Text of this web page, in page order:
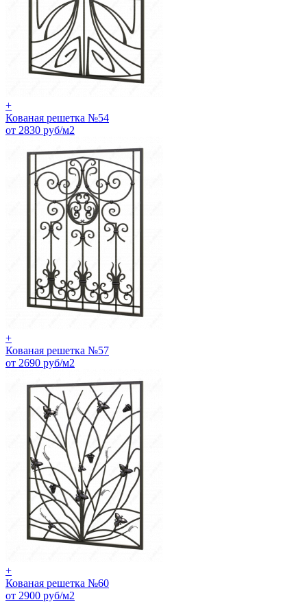
+
Кованая решетка №54
от 2830 руб/м2
+
Кованая решетка №57
от 2690 руб/м2
+
Кованая решетка №60
от 2900 руб/м2